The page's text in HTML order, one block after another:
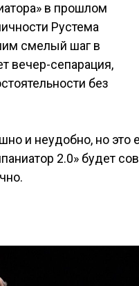
в прошлом
Рустема
смелый шаг в
вечер-сепарация,
без
и неудобно, но это
2.0» будет